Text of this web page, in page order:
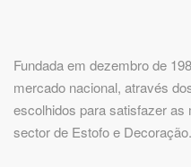
Fundada em dezembro de
mercado nacional, através
escolhidos para satisfazer
sector de Estofo e Decoração.